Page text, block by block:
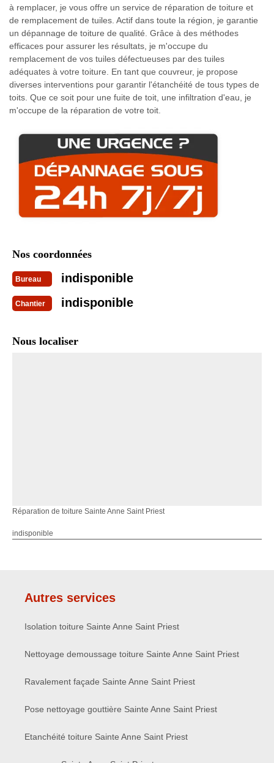
à remplacer, je vous offre un service de réparation de toiture et
de remplacement de tuiles. Actif dans toute la région, je garantie
un dépannage de toiture de qualité. Grâce à des méthodes
efficaces pour assurer les résultats, je m'occupe du
remplacement de vos tuiles défectueuses par des tuiles
adéquates à votre toiture. En tant que couvreur, je propose
diverses interventions pour garantir l'étanchéité de tous types de
toits. Que ce soit pour une fuite de toit, une infiltration d'eau, je
m'occupe de la réparation de votre toit.
Nos coordonnées
Bureau indisponible
Chantier indisponible
Nous localiser
Réparation de toiture Sainte Anne Saint Priest
indisponible
Autres services
Isolation toiture Sainte Anne Saint Priest
Nettoyage demoussage toiture Sainte Anne Saint Priest
Ravalement façade Sainte Anne Saint Priest
Pose nettoyage gouttière Sainte Anne Saint Priest
Etanchéité toiture Sainte Anne Saint Priest